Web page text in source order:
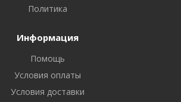
Политика
Информация
Помощь
Условия оплаты
Условия доставки